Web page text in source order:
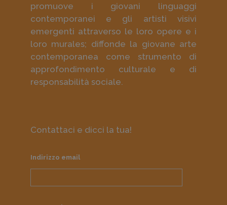
promuove i giovani linguaggi
contemporanei e gli artisti visivi
emergenti attraverso le loro opere e i
loro murales; diffonde la giovane arte
contemporanea come strumento di
approfondimento culturale e di
responsabilità sociale.
Contattaci e dicci la tua!
Indirizzo email